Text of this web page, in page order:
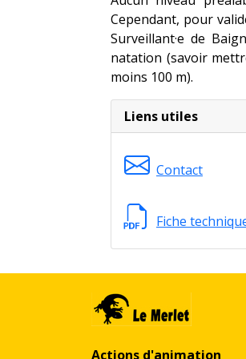
Cependant, pour
Surveillant·e de
natation (savoir
moins 100 m).
Liens utiles
Contact
Fiche
Actions d'animation